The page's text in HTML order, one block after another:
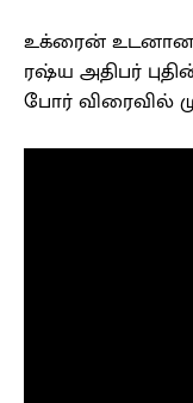
உக்ரைன் உடனான
ரஷ்ய அதிபர்
போர் விரைவில்